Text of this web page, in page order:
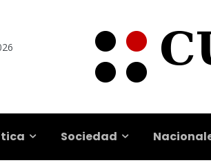
Sociedad